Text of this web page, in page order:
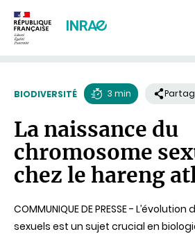
BIODIVERSITÉ
de
lecture
3 min
La naissance du
chromosome
chez le hareng
COMMUNIQUE DE PRESSE -
sexuels est un sujet crucial en